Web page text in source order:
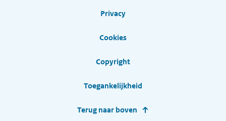
Privacy
Cookies
Copyright
Toegankelijkheid
Terug naar boven